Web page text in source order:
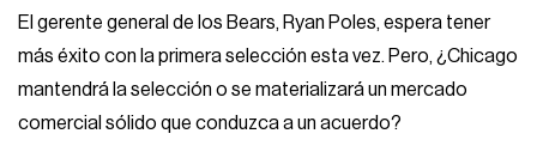
El gerente general de los Bears, Ryan Poles, espera tener
más éxito con la primera selección esta vez. Pero, ¿Chicago
mantendrá la selección o se materializará un mercado
comercial sólido que conduzca a un acuerdo?